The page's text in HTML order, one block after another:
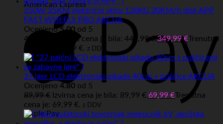
American Express
Apple Pay
250W 25KM električni skiro 120KG 20KM/h disk APP
FAST WHEELS PRO AKCIJA
Ocenjeno5.00od 5
449,99
Izvirna cena je bila: 449,99 €.349,99€Trenutna
cena je: 349,99 €. z DDV
27 iger LCD elektronski pikado 40cm + puščice AKCIJA
Ocenjeno 4.80 od 5
89,99€ Izvirna cena je bila: 89,99 €.69,99 €Trenutna
cena je: 69,99 €. z DDV